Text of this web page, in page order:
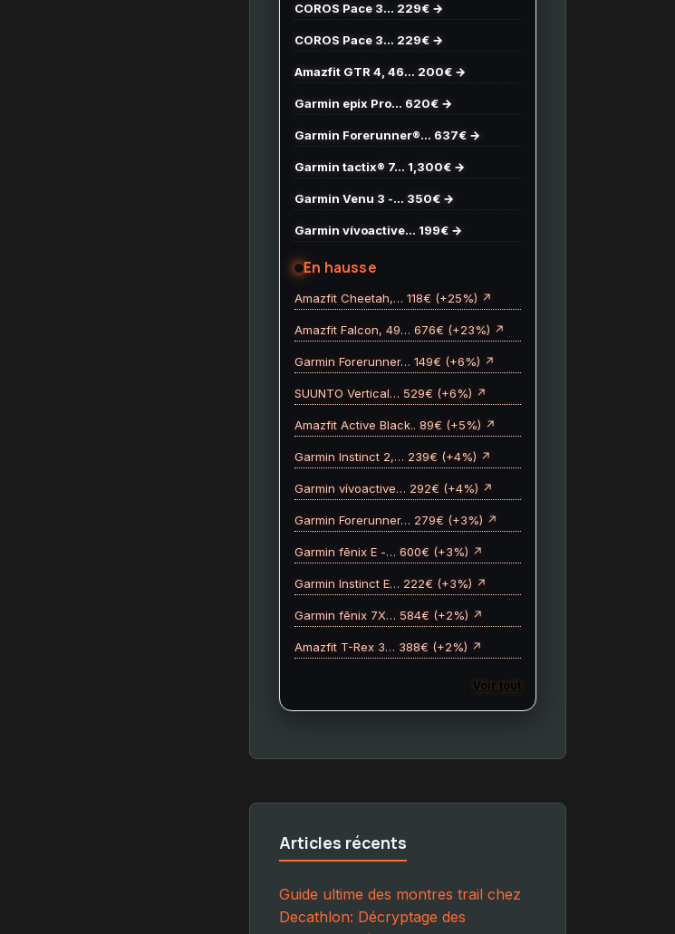
COROS Pace 3… 229€ →
COROS Pace 3… 229€ →
Amazfit GTR 4, 46… 200€ →
Garmin epix Pro… 620€ →
Garmin Forerunner®… 637€ →
Garmin tactix® 7… 1,300€ →
Garmin Venu 3 -… 350€ →
Garmin vívoactive… 199€ →
En hausse
Amazfit Cheetah,… 118€ (+25%) ↗
Amazfit Falcon, 49… 676€ (+23%) ↗
Garmin Forerunner… 149€ (+6%) ↗
SUUNTO Vertical… 529€ (+6%) ↗
Amazfit Active Black.. 89€ (+5%) ↗
Garmin Instinct 2,… 239€ (+4%) ↗
Garmin vívoactive… 292€ (+4%) ↗
Garmin Forerunner… 279€ (+3%) ↗
Garmin fēnix E -… 600€ (+3%) ↗
Garmin Instinct E… 222€ (+3%) ↗
Garmin fēnix 7X… 584€ (+2%) ↗
Amazfit T-Rex 3… 388€ (+2%) ↗
Voir tout
Articles récents
Guide ultime des montres trail chez
Decathlon: Décryptage des